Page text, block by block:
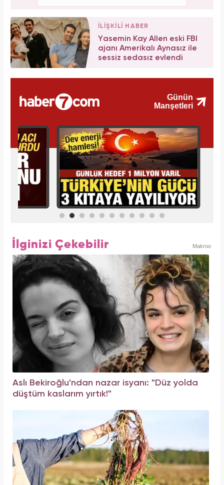
İLİŞKİLİ HABER
Yasemin Kay Allen eski FBI
ajanı Amerikalı Aynasız ile
sessiz sedasız evlendi
İlginizi Çekebilir Makroo
Aslı Bekiroğlu'ndan nazar isyanı: "Düz yolda
düştüm kaslarım yırtık!"